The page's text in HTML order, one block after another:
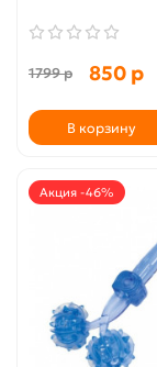
1799 р 850 р
В корзину
Акция -46%